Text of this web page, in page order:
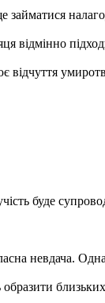
займатися
відмінно
відчуття
буде
невдача.